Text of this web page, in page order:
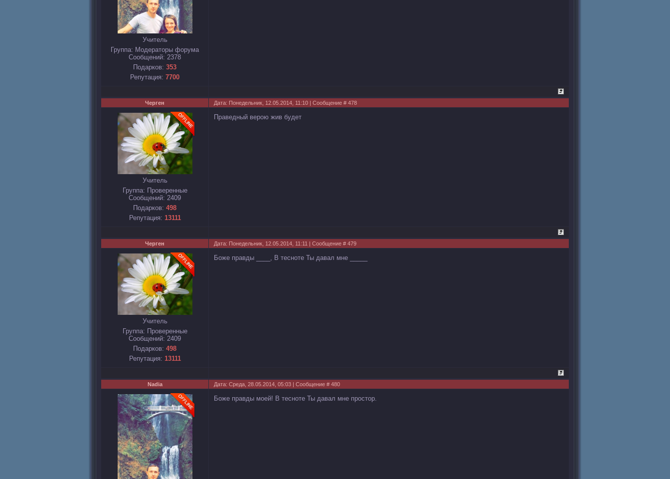
Учитель
Группа: Модераторы форума
Сообщений: 2378
Подарков: 353
Репутация: 7700
Черген Дата: Понедельник, 12.05.2014, 11:10 | Сообщение # 478
Учитель
Группа: Проверенные
Сообщений: 2409
Подарков: 498
Репутация: 13111
Праведный верою жив будет
Черген Дата: Понедельник, 12.05.2014, 11:11 | Сообщение # 479
Учитель
Группа: Проверенные
Сообщений: 2409
Подарков: 498
Репутация: 13111
Боже правды ____, В тесноте Ты давал мне _____
Nadia Дата: Среда, 28.05.2014, 05:03 | Сообщение # 480
Боже правды моей! В тесноте Ты давал мне простор.